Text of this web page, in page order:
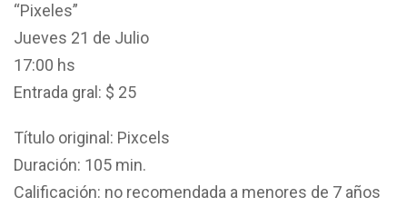
“Pixeles”
Jueves 21 de Julio
17:00 hs
Entrada gral: $ 25
Título original: Pixcels
Duración: 105 min.
Calificación: no recomendada a menores de 7 años